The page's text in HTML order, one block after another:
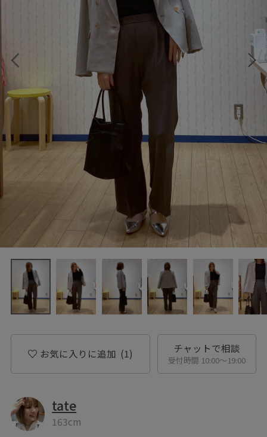
お気に入りに追加 (1) チャットで相談
受付時間 10:00〜19:00
tate
163cm